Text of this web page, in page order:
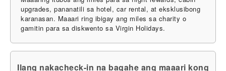
upgrades, pananatili sa hotel, car rental, at eksklusibong
karanasan. Maaari ring ibigay ang miles sa charity o
gamitin para sa diskwento sa Virgin Holidays.
Ilang nakacheck-in na bagahe ang maaari kong